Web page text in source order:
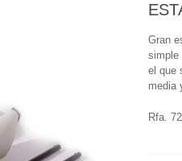
Gran
simple
el que
media
Rfa.